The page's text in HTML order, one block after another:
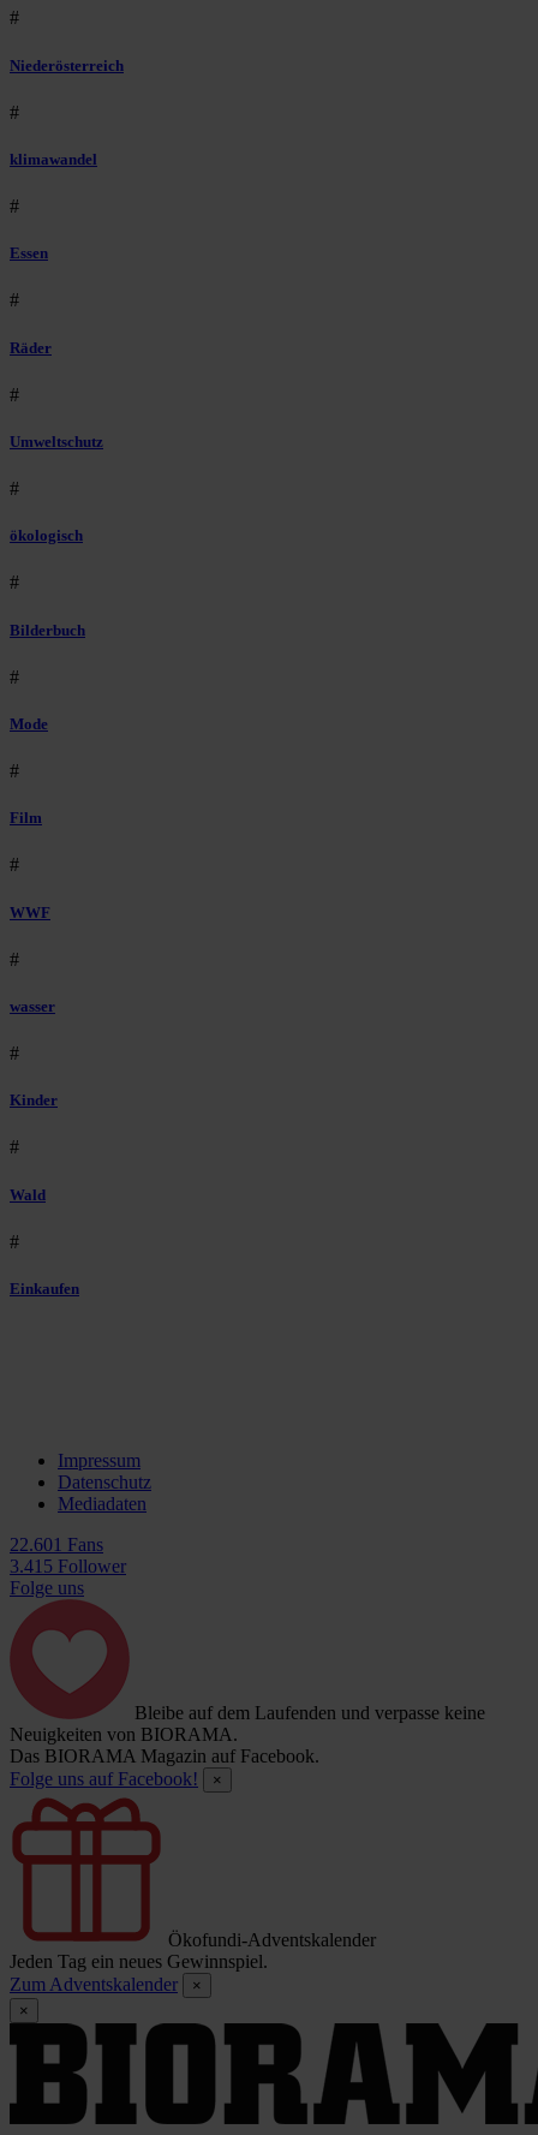
#
Niederösterreich
#
klimawandel
#
Essen
#
Räder
#
Umweltschutz
#
ökologisch
#
Bilderbuch
#
Mode
#
Film
#
WWF
#
wasser
#
Kinder
#
Wald
#
Einkaufen
Impressum
Datenschutz
Mediadaten
22.601 Fans
3.415 Follower
Folge uns
Bleibe auf dem Laufenden und verpasse keine
Neuigkeiten von BIORAMA.
Das BIORAMA Magazin auf Facebook.
Folge uns auf Facebook!
×
Ökofundi-Adventskalender
Jeden Tag ein neues Gewinnspiel.
Zum Adventskalender
×
×